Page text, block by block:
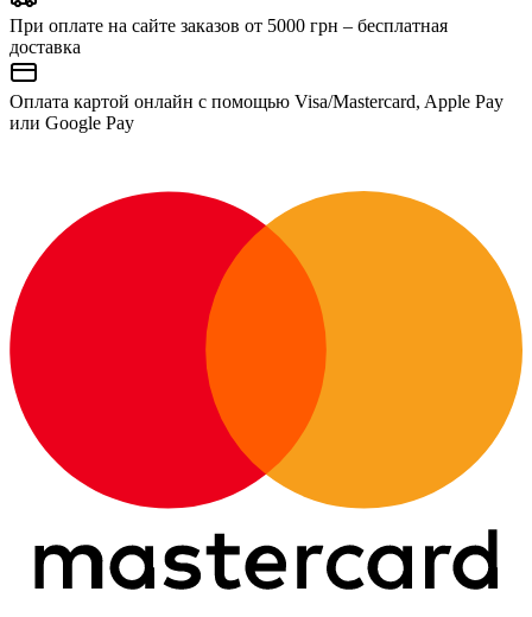
При оплате на сайте заказов от 5000 грн – бесплатная
доставка
Оплата картой онлайн с помощью Visa/Mastercard, Apple Pay
или Google Pay